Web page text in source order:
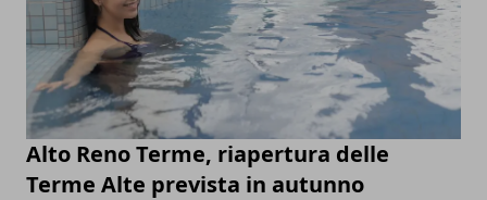
Alto Reno Terme, riapertura delle
Terme Alte prevista in autunno